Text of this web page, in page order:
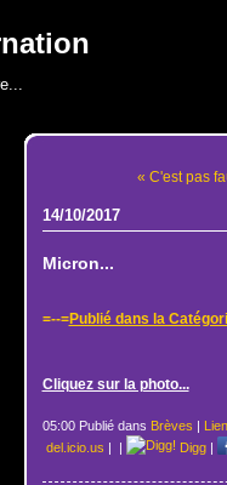
« C'est pas
14/10/2017
Micron...
=--=Publié dans la
Cliquez sur la photo...
05:00 Publié dans Brèves |
del.icio.us | | Digg|